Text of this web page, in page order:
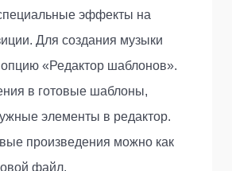
эффекты на
Для создания музыки
«Редактор шаблонов».
в готовые шаблоны,
элементы в редактор.
произведения можно как
файл.